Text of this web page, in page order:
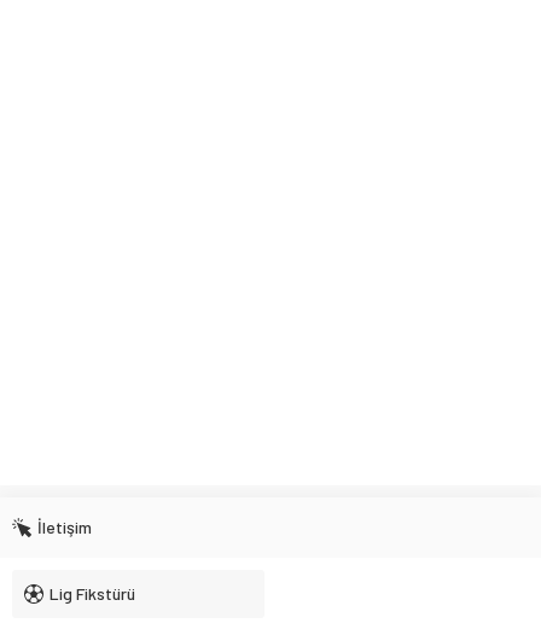
İletişim
Lig Fikstürü